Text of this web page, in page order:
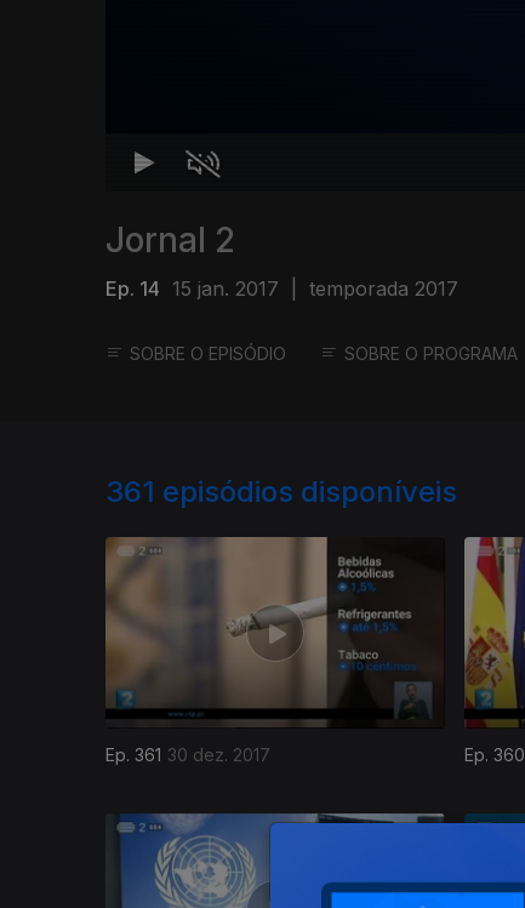
Jornal 2
Ep. 14 15 jan. 2017 temporada 2017
SOBRE O EPISÓDIO SOBRE O PROGRAMA
361 episódios disponíveis
Ep. 361 30 dez. 2017 Ep. 360